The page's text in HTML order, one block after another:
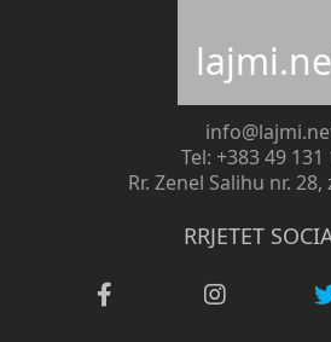
Tel: +383 49 131
Rr. Zenel Salihu nr. 28,
RRJETET